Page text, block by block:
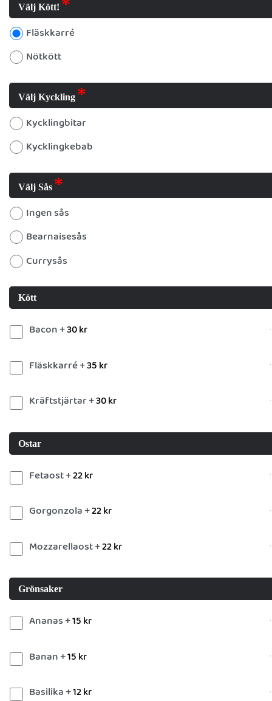
Välj Kött!
Fläskkarré
Nötkött
Välj Kyckling
Kycklingbitar
Kycklingkebab
Välj Sås
Ingen sås
Bearnaisesås
Currysås
Kött
Bacon +30kr
Fläskkarré +35 kr
Kräftstjärtar +30kr
Ostar
Fetaost +22kr
Gorgonzola +22kr
Mozzarellaost +22kr
Grönsaker
Ananas +15 kr
Banan +15 kr
Basilika +12kr